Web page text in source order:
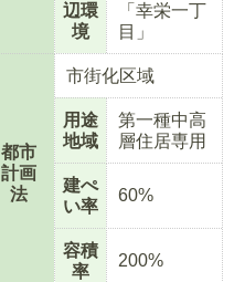
辺環
境
「幸栄一丁
目」
都市
計画
法
市街化区域
用途
地域
第一種中高
層住居専用
建ぺ
い率
60%
容積
率
200%